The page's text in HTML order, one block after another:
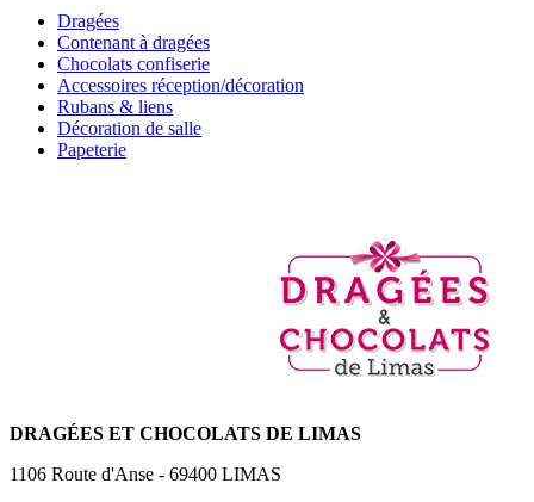
Dragées
Contenant à dragées
Chocolats confiserie
Accessoires réception/décoration
Rubans & liens
Décoration de salle
Papeterie
DRAGÉES ET CHOCOLATS DE LIMAS
1106 Route d'Anse - 69400 LIMAS